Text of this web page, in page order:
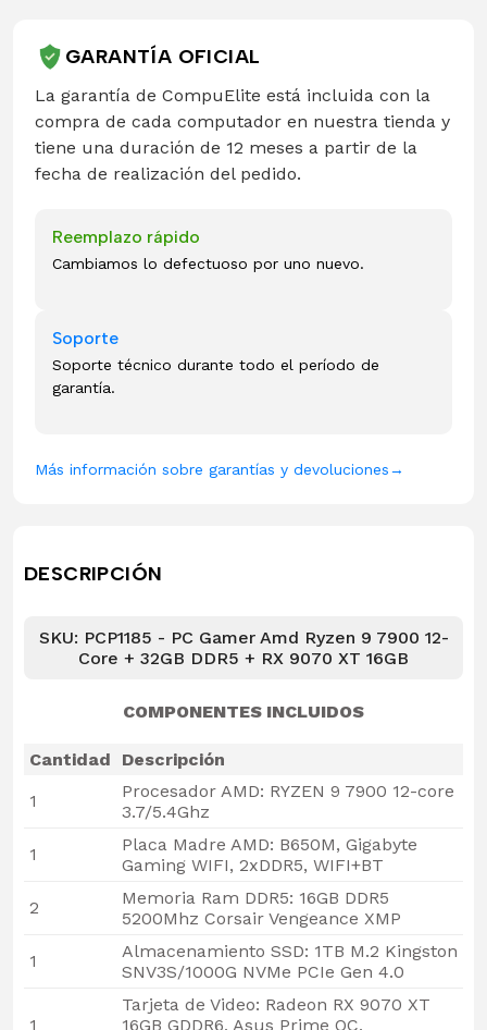
GARANTÍA OFICIAL
La garantía de CompuElite está incluida con la
compra de cada computador en nuestra tienda y
tiene una duración de 12 meses a partir de la
fecha de realización del pedido.
Reemplazo rápido
Cambiamos lo defectuoso por uno nuevo.
Soporte
Soporte técnico durante todo el período de
garantía.
Más información sobre garantías y devoluciones→
DESCRIPCIÓN
SKU: PCP1185 - PC Gamer Amd Ryzen 9 7900 12-
Core + 32GB DDR5 + RX 9070 XT 16GB
COMPONENTES INCLUIDOS
Cantidad
Descripción
1
Procesador AMD: RYZEN 9 7900 12-core
3.7/5.4Ghz
1
Placa Madre AMD: B650M, Gigabyte
Gaming WIFI, 2xDDR5, WIFI+BT
2
Memoria Ram DDR5: 16GB DDR5
5200Mhz Corsair Vengeance XMP
1
Almacenamiento SSD: 1TB M.2 Kingston
SNV3S/1000G NVMe PCIe Gen 4.0
1
Tarjeta de Video: Radeon RX 9070 XT
16GB GDDR6, Asus Prime OC,